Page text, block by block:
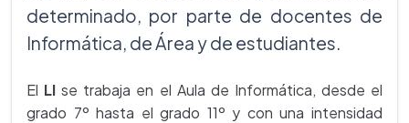
determinado, por parte de docentes de
Informática, de Área y de estudiantes.
El LI se trabaja en el Aula de Informática, desde el
grado 7º hasta el grado 11º y con una intensidad